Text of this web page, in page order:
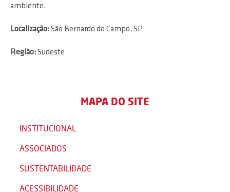
ambiente.
Localização:São Bernardo do Campo, SP
Região:Sudeste
MAPA DO SITE
INSTITUCIONAL
ASSOCIADOS
SUSTENTABILIDADE
ACESSIBILIDADE